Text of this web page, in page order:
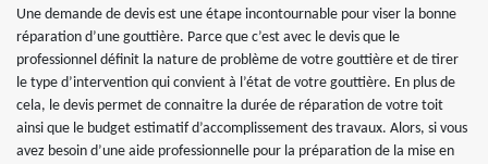
Une demande de devis est une étape incontournable pour viser la bonne
réparation d’une gouttière. Parce que c’est avec le devis que le
professionnel définit la nature de problème de votre gouttière et de tirer
le type d’intervention qui convient à l’état de votre gouttière. En plus de
cela, le devis permet de connaitre la durée de réparation de votre toit
ainsi que le budget estimatif d’accomplissement des travaux. Alors, si vous
avez besoin d’une aide professionnelle pour la préparation de la mise en